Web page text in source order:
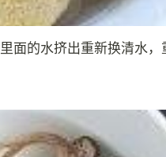
面的水挤出重新换清水，